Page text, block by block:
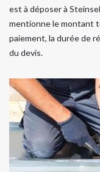
est à déposer à
mentionne le montant
paiement, la durée de
du devis.